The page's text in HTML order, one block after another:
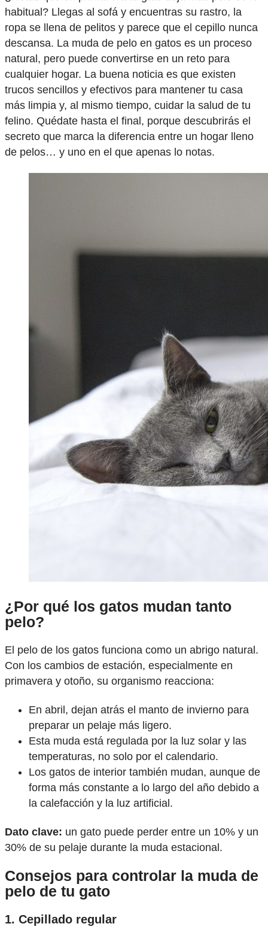
habitual? Llegas al sofá y encuentras su rastro, la
ropa se llena de pelitos y parece que el cepillo nunca
descansa. La muda de pelo en gatos es un proceso
natural, pero puede convertirse en un reto para
cualquier hogar. La buena noticia es que existen
trucos sencillos y efectivos para mantener tu casa
más limpia y, al mismo tiempo, cuidar la salud de tu
felino. Quédate hasta el final, porque descubrirás el
secreto que marca la diferencia entre un hogar lleno
de pelos… y uno en el que apenas lo notas.
¿Por qué los gatos mudan tanto
pelo?
El pelo de los gatos funciona como un abrigo natural.
Con los cambios de estación, especialmente en
primavera y otoño, su organismo reacciona:
En abril, dejan atrás el manto de invierno para
preparar un pelaje más ligero.
Esta muda está regulada por la luz solar y las
temperaturas, no solo por el calendario.
Los gatos de interior también mudan, aunque de
forma más constante a lo largo del año debido a
la calefacción y la luz artificial.
Dato clave: un gato puede perder entre un 10% y un
30% de su pelaje durante la muda estacional.
Consejos para controlar la muda de
pelo de tu gato
1. Cepillado regular